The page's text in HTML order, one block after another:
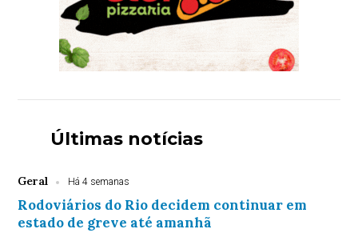
Últimas notícias
Geral Há 4 semanas
Rodoviários do Rio decidem continuar em
estado de greve até amanhã